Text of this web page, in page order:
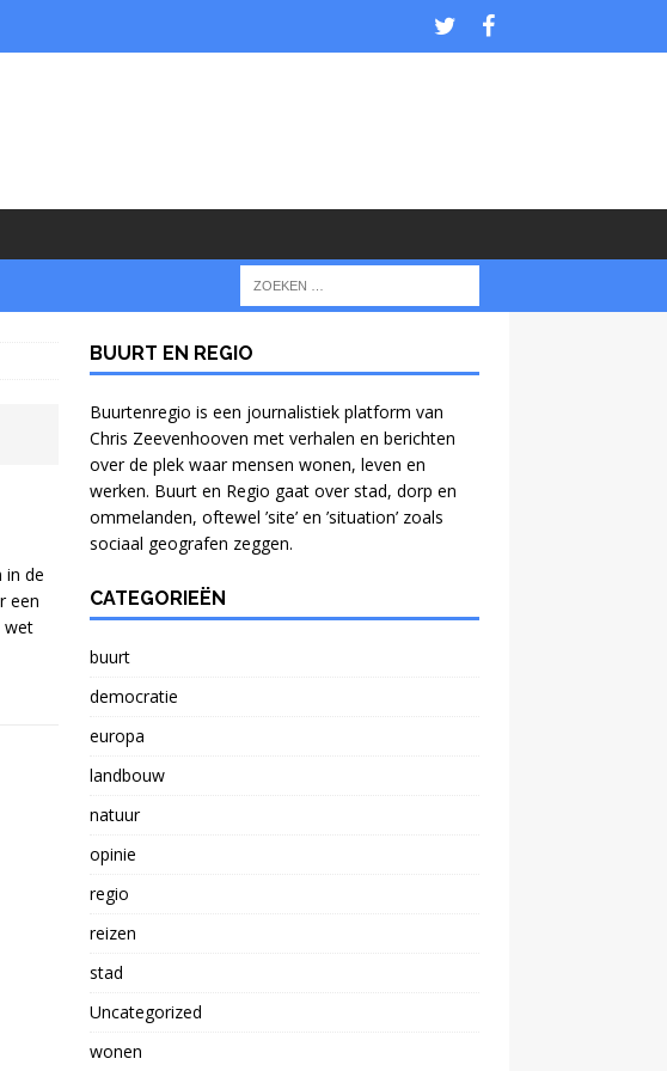
in de
een
wet
BUURT EN REGIO
Buurtenregio is een journalistiek platform van
Chris Zeevenhooven met verhalen en berichten
over de plek waar mensen wonen, leven en
werken. Buurt en Regio gaat over stad, dorp en
ommelanden, oftewel ’site’ en ’situation’ zoals
sociaal geografen zeggen.
CATEGORIEËN
buurt
democratie
europa
landbouw
natuur
opinie
regio
reizen
stad
Uncategorized
wonen